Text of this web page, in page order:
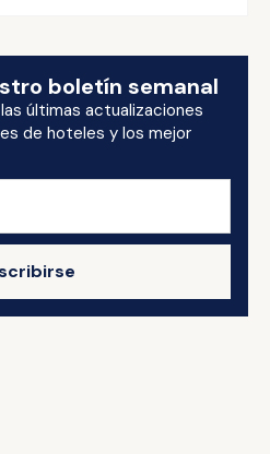
boletín semanal
últimas actualizaciones
de hoteles y los mejor